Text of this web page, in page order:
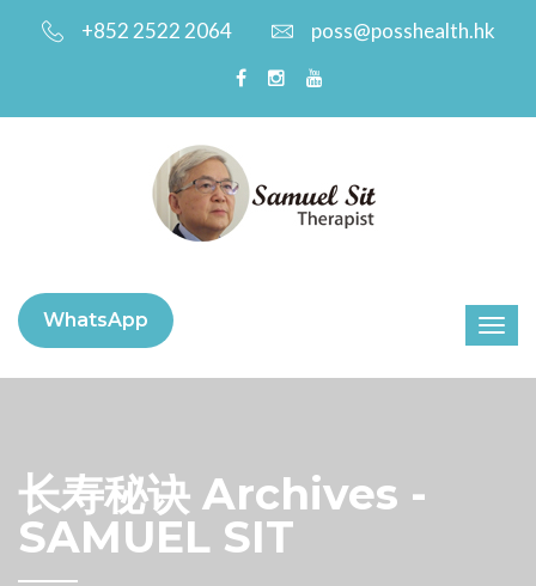
+852 2522 2064 poss@posshealth.hk
WhatsApp
长寿秘诀 Archives -
SAMUEL SIT